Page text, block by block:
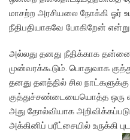
மாசற்ற அரசியலை நோக்கி ஓர்
நீதிபதியாகவே போகிறேன் என்று
அல்லது தனது நீதிக்காக
முன்வரக்கூடும். பொதுவாக
தனது தளத்தில் சில
குத்துச்சண்டையையொத்த ஒரு
அது தோல்வியாக
அக்கினிப் பரீட்சையில் உருக்கி